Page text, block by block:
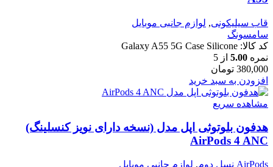
قاب سیلیکونی, لوازم جانبی موبایل
سامسونگ
کد کالا: Galaxy A55 5G Case Silicone
نمره 5.00 از 5
380,000 تومان
افزودن به سبد خرید
مشاهده سریع
هدفون بلوتوثی اپل مدل (نسخه دارای نویز کنسلینگ)
AirPods 4 ANC
AirPods نسل دوم , لوازم جانبی موبایل